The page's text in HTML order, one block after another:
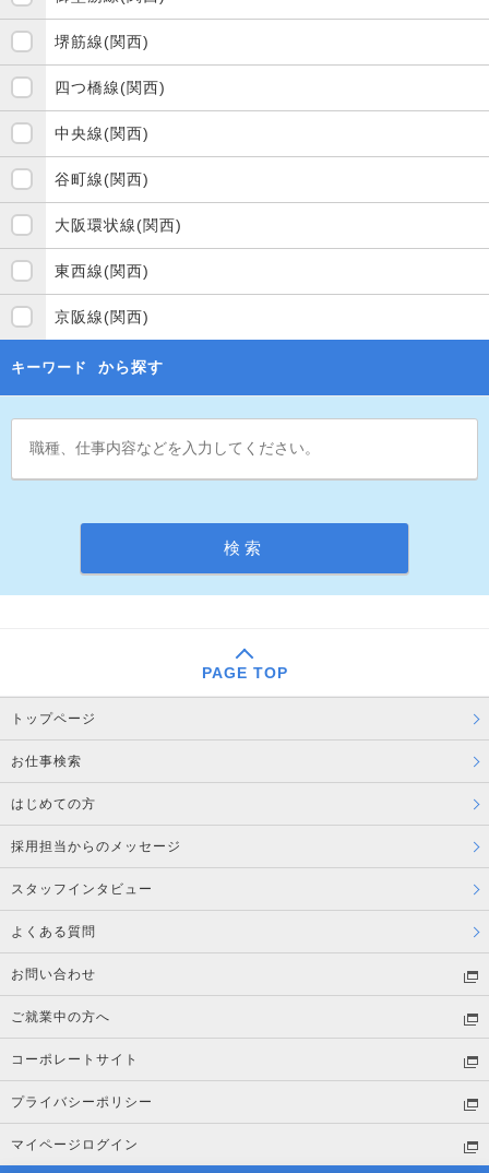
堺筋線(関西)
四つ橋線(関西)
中央線(関西)
谷町線(関西)
大阪環状線(関西)
東西線(関西)
京阪線(関西)
キーワード から探す
PAGE TOP
トップページ
お仕事検索
はじめての方
採用担当からのメッセージ
スタッフインタビュー
よくある質問
お問い合わせ
ご就業中の方へ
コーポレートサイト
プライバシーポリシー
マイページログイン